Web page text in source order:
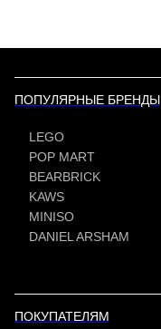
ПОПУЛЯРНЫЕ БРЕНДЫ
LEGO
POP MART
BEARBRICK
KAWS
MINISO
DANIEL ARSHAM
ПОКУПАТЕЛЯМ